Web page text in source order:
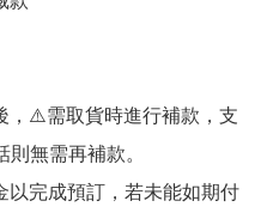
，⚠️需取貨時進行補款，支
無需再補款。
以完成預訂，若未能如期付